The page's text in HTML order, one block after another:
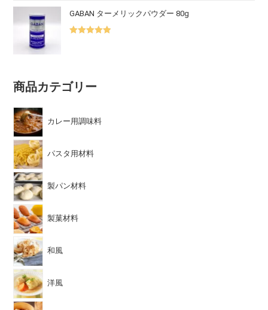
GABAN ターメリックパウダー 80g
商品カテゴリー
カレー用調味料
パスタ用材料
製パン材料
製菓材料
和風
洋風